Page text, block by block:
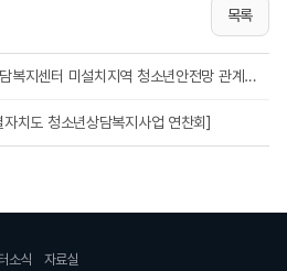
목록
2026년 청소년상담복지센터 미설치지역 청소년안전망 관계자 회의
치도 청소년상담복지사업 연찬회]
소식 자료실